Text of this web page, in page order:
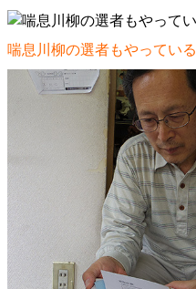
喘息川柳の選者もやっている